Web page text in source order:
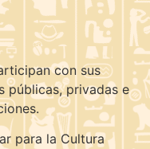
con sus
públicas, privadas e
para la Cultura